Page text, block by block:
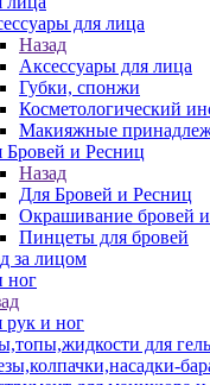
для лица
Назад
Аксессуары для лица
Губки, спонжи
Косметологический
Макияжные
Бровей и Ресниц
Назад
Для Бровей и Ресниц
Окрашивание бровей
Пинцеты для бровей
за лицом
ног
рук и ног
для